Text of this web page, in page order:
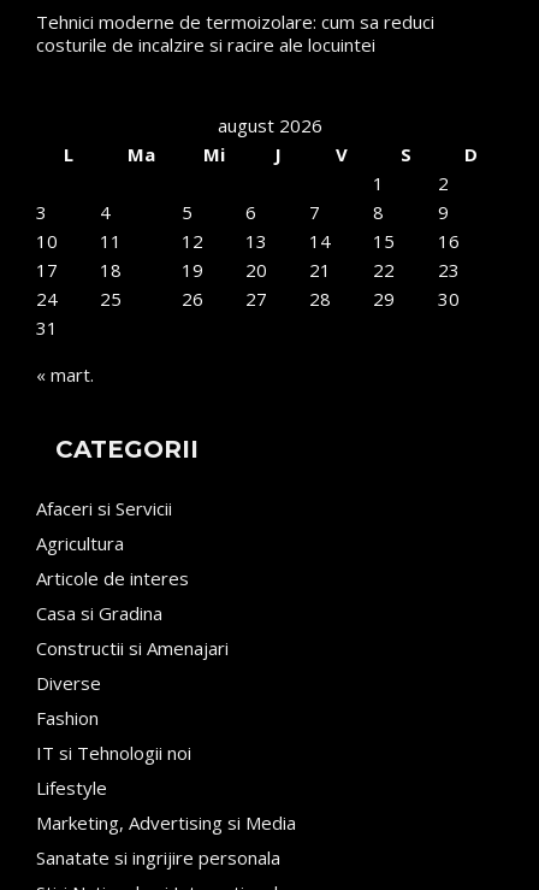
Tehnici moderne de termoizolare: cum sa reduci
costurile de incalzire si racire ale locuintei
august 2026
L
Ma Mi J V S
D
1
2
3
4 5 6 7 8
9
10
11 12 13 14 15
16
17
18 19 20 21 22
23
24
25 26 27 28 29
30
31
« mart.
CATEGORII
Afaceri si Servicii
Agricultura
Articole de interes
Casa si Gradina
Constructii si Amenajari
Diverse
Fashion
IT si Tehnologii noi
Lifestyle
Marketing, Advertising si Media
Sanatate si ingrijire personala